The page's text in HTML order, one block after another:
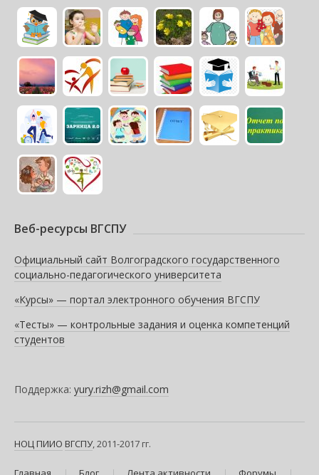
Веб-ресурсы ВГСПУ
Официальный сайт Волгоградского государственного
социально-педагогического университета
«Курсы» — портал электронного обучения ВГСПУ
«Тесты» — контрольные задания и оценка компетенций
студентов
Поддержка: yury.rizh@gmail.com
НОЦ ПИИО ВГСПУ, 2011-2017 гг.